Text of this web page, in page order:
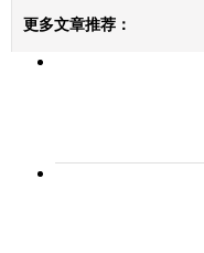
更多文章推荐：